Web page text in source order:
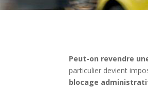
Peut-on revendre
particulier devient
blocage